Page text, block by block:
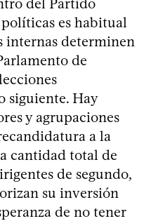
es habitual
internas determinen
de
siguiente. Hay
y agrupaciones
a la
cantidad total de
de segundo,
su inversión
de no tener